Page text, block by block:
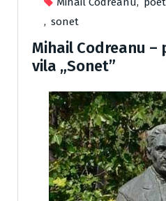
, sonet
Mihail Codreanu –
vila „Sonet”